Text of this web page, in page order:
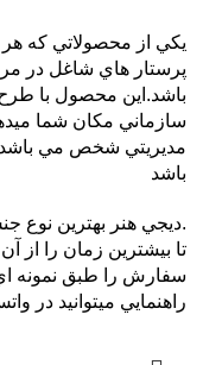
يکي از محصولاتي که
پرستار هاي شاغل در
باشد.اين محصول با
سازماني مکان شما
مديريتي شخص مي
باشد
.ديجي هنر بهترين نوع
تا بيشترين زمان را از
سفارش را طبق نمونه
راهنمايي ميتوانيد در